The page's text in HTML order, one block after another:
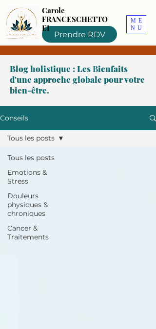
Prendre RDV
ME
NU
Carole
FRANCESCHETTO
EI
Blog holistique : LesBienfaits
d'une approche globale pour votre
bien-être.
Conseils
Tous les posts
Emotions &
Stress
Douleurs
physiques &
chroniques
Cancer &
Traitements
Tous les posts